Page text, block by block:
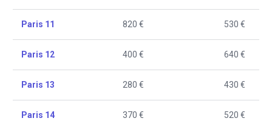
Paris 11 820 € 530 €
Paris 12 400 € 640 €
Paris 13 280 € 430 €
Paris 14 370 € 520 €